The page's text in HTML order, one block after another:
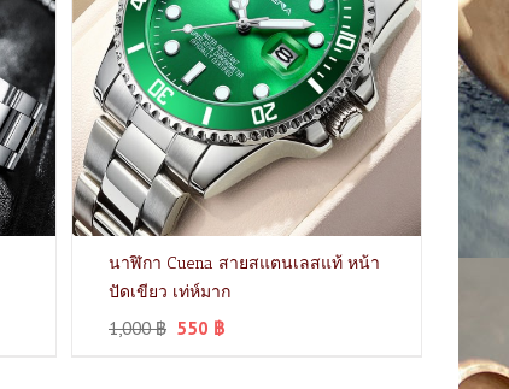
นาฬิกา Cuena สายสแตนเลสแท้ หน้า
ปัดเขียว เท่ห์มาก
1,000฿ 550 ฿